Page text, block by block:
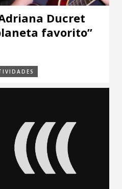
Ducret
favorito”